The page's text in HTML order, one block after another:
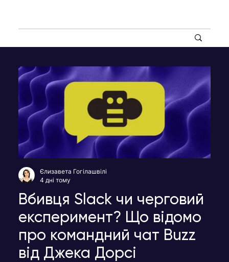
Вбивця Slack чи черговий
експеримент? Що відомо
про командний чат Buzz
від Джека Дорсі
Єлизавета Гогілашвілі
4 дні тому